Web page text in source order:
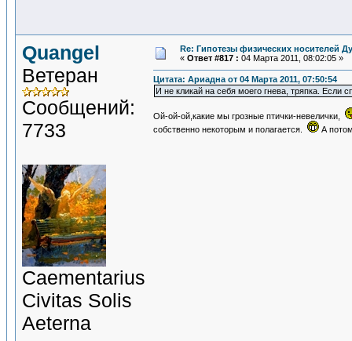
Quangel
Ветеран
Сообщений:
7733
Сaementarius
Civitas Solis
Aeterna
Re: Гипотезы физических носителей
« Ответ #817 : 04 Марта 2011, 08:02:05 »
Цитата: Ариадна от 04 Марта 2011, 07:50:54
И не кликай на себя моего гнева, тряпка. Если
Ой-ой-ой,какие мы грозные птички-невелички,
собственно некоторым и полагается.
А